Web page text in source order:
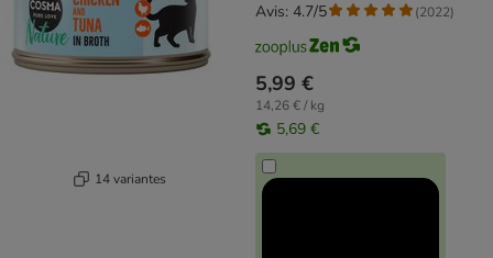
14 variantes
5,99 €
14,26 € / kg
5,69 €
Avis: 4.7/5 (2022)